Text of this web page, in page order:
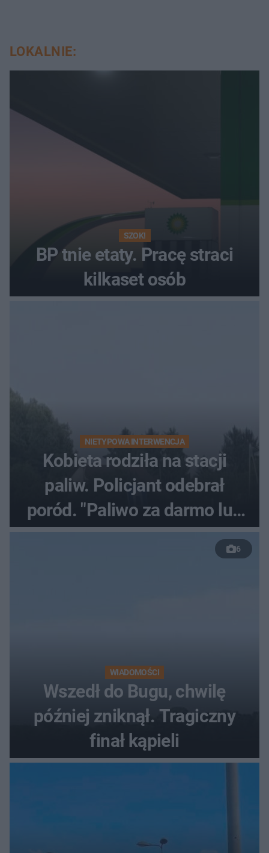
LOKALNIE:
SZOK!
BP tnie etaty. Pracę straci
kilkaset osób
NIETYPOWA INTERWENCJA
Kobieta rodziła na stacji
paliw. Policjant odebrał
poród. "Paliwo za darmo lub
50 %!"
6
WIADOMOŚCI
Wszedł do Bugu, chwilę
później zniknął. Tragiczny
finał kąpieli